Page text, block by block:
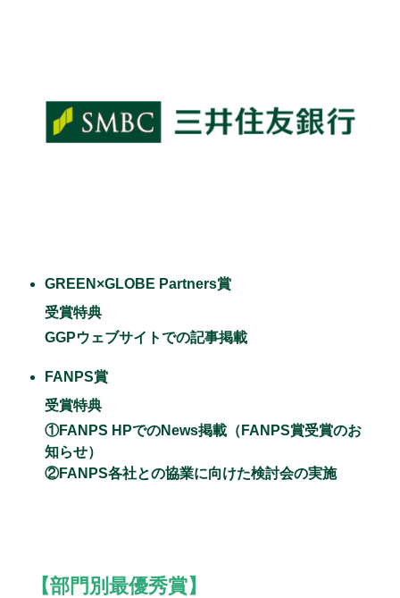
GREEN×GLOBE Partners賞
受賞特典
GGPウェブサイトでの記事掲載
FANPS賞
受賞特典
①FANPS HPでのNews掲載（FANPS賞受賞のお
知らせ）
②FANPS各社との協業に向けた検討会の実施
【部門別最優秀賞】